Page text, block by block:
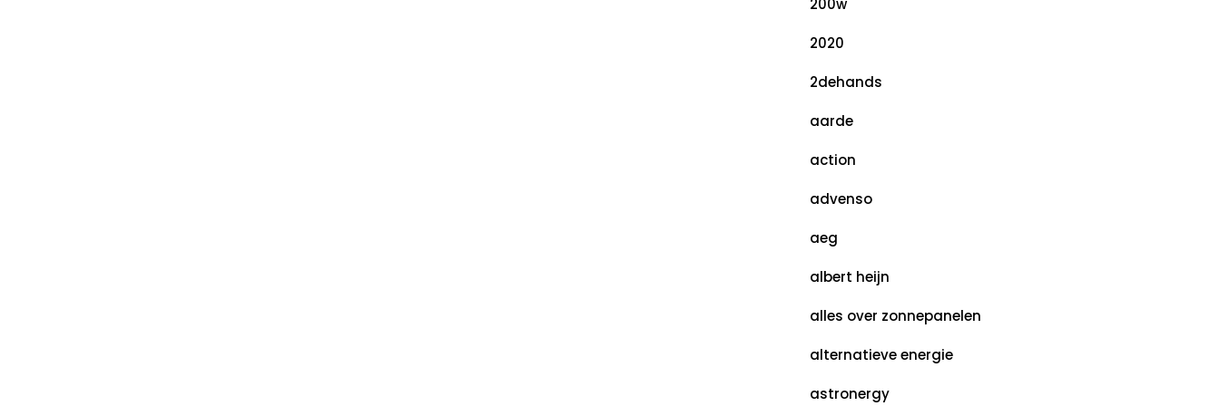
200w
2020
2dehands
aarde
action
advenso
aeg
albert heijn
alles over zonnepanelen
alternatieve energie
astronergy